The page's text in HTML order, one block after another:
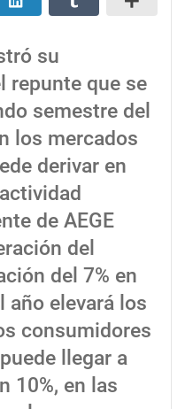
su
repunte que se
semestre del
los mercados
derivar en
de AEGE
del
del 7% en
año elevará los
consumidores
llegar a
10%, en las